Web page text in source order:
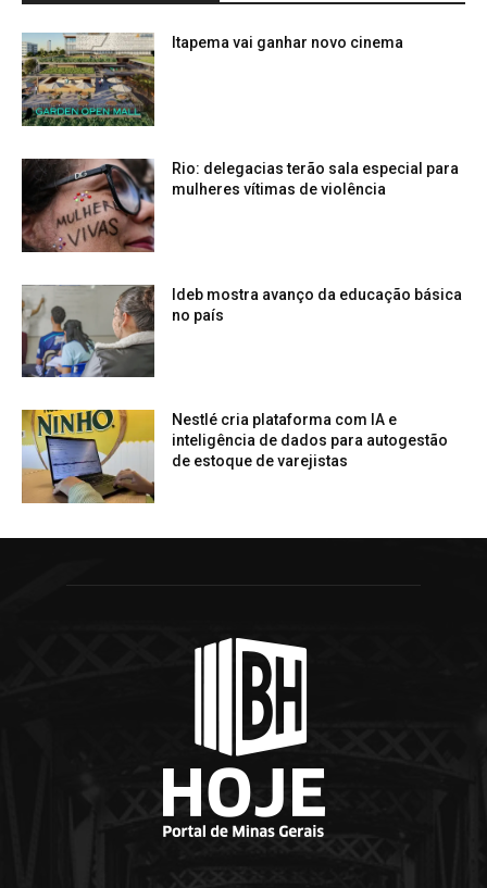
Itapema vai ganhar novo cinema
Rio: delegacias terão sala especial para
mulheres vítimas de violência
Ideb mostra avanço da educação básica
no país
Nestlé cria plataforma com IA e
inteligência de dados para autogestão
de estoque de varejistas